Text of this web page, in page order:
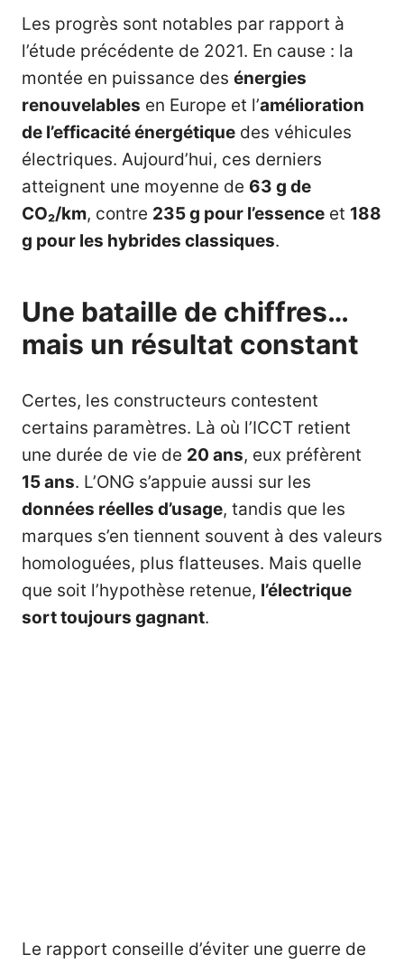
Les progrès sont notables par rapport à
l’étude précédente de 2021. En cause : la
montée en puissance des énergies
renouvelables en Europe et l’amélioration
de l’efficacité énergétique des véhicules
électriques. Aujourd’hui, ces derniers
atteignent une moyenne de 63 g de
CO₂/km, contre 235 g pour l’essence et 188
g pour les hybrides classiques.
Une bataille de chiffres…
mais un résultat constant
Certes, les constructeurs contestent
certains paramètres. Là où l’ICCT retient
une durée de vie de 20 ans, eux préfèrent
15 ans. L’ONG s’appuie aussi sur les
données réelles d’usage, tandis que les
marques s’en tiennent souvent à des valeurs
homologuées, plus flatteuses. Mais quelle
que soit l’hypothèse retenue, l’électrique
sort toujours gagnant.
Le rapport conseille d’éviter une guerre de